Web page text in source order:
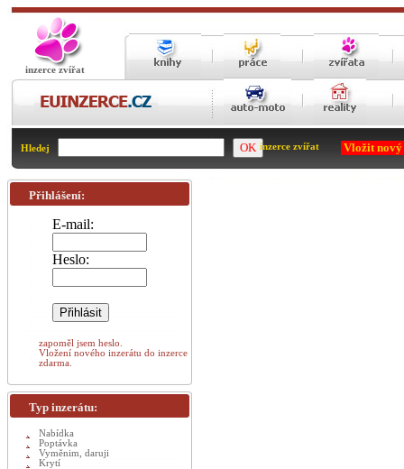
inzerce zvířat
Hledej inzerce zvířat Vložit
Přihlášení:
E-mail:
Heslo:
zapoměl jsem heslo.
Vložení nového inzerátu do inzerce
zdarma.
Typ inzerátu:
Nabídka
Poptávka
Vyměnim, daruji
Krytí